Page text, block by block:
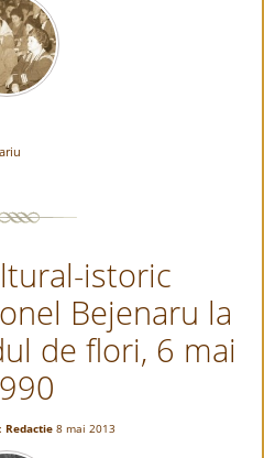
istoric
Bejenaru la
de flori, 6 mai
Redactie 8 mai 2013